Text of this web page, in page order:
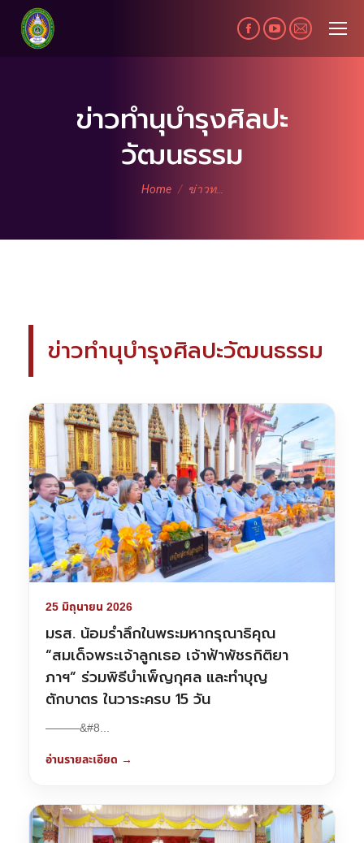
Facebook
page
new
YouTube
page
in
new
Mail
page
ข่าวทำนุบำรุงศิลปะ
วัฒนธรรม
You are here:
Home ข่าวท…
ข่าวทำนุบำรุงศิลปะวัฒนธรรม
25 มิถุนายน 2026
มรส. น้อมรำลึกในพระมหากรุณาธิคุณ
“สมเด็จพระเจ้าลูกเธอ เจ้าฟ้าพัชรกิติยา
ภาฯ” ร่วมพิธีบำเพ็ญกุศล และทำบุญ
ตักบาตร ในวาระครบ 15 วัน
———&#8...
อ่านรายละเอียด →